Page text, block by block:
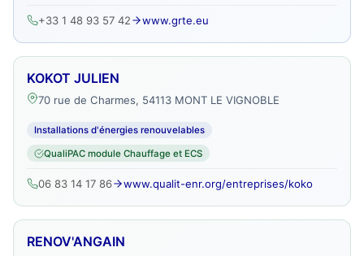
+33 1 48 93 57 42 www.grte.eu
KOKOT JULIEN
70 rue de Charmes, 54113 MONT LE VIGNOBLE
Installations d'énergies renouvelables
QualiPAC module Chauffage et ECS
06 83 14 17 86 www.qualit-enr.org/entreprises/koko
RENOV'ANGAIN